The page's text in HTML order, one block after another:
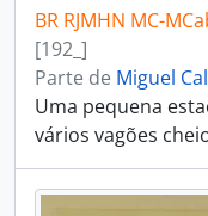
BR RJMHN MC-
[192_]
Parte de Miguel
Uma pequena
vários vagões